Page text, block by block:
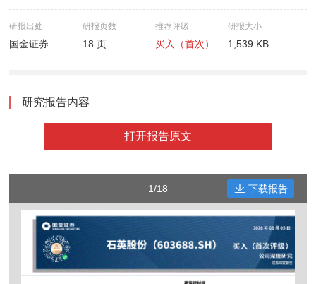
研报出处
国金证券
研报页数
18 页
推荐评级
买入（首次）
研报大小
1,539 KB
研究报告内容
打开报告原文
1/18 下载报告